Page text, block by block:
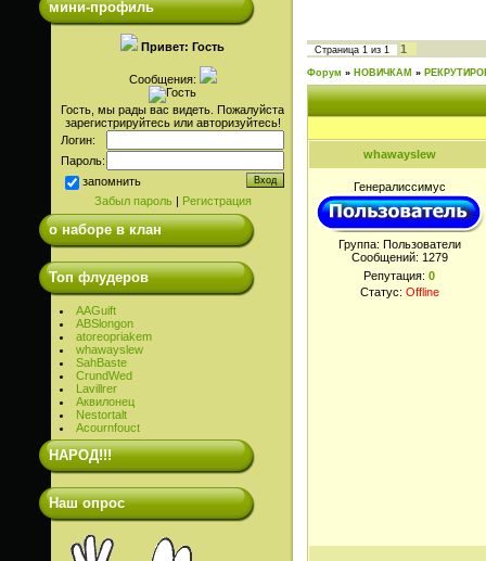
мини-профиль
Привет: Гость
Сообщения:
Гость, мы рады вас видеть. Пожалуйста
зарегистрируйтесь или авторизуйтесь!
Логин:
Пароль:
запомнить
Забыл пароль| Регистрация
о наборе в клан
Топ флудеров
AAGuift
ABSlongon
atoreopriakem
whawayslew
SahBaste
CrundWed
Lavillrer
Аквилонец
Nestortalt
Acournfouct
НАРОД!!!
Наш опрос
Страница 1 из 1 1
Форум » НОВИЧКАМ »
whawayslew
Генералиссимус
Группа: Пользователи
Сообщений: 1279
Репутация: 0
Статус: Offline